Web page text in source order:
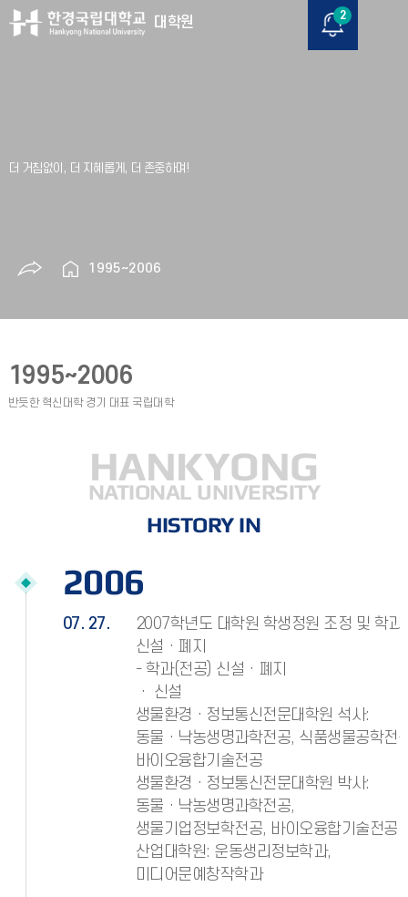
대학원 2
1995~2006
1995~2006
HANKYONG
NATIONAL UNIVERSITY
HISTORY IN
2006
07. 27.
2007학년도 대학원 학생정원 조정 및 학과
신설ㆍ폐지
- 학과(전공) 신설ㆍ폐지
ㆍ 신설
생물환경ㆍ정보통신전문대학원 석사:
동물ㆍ낙농생명과학전공, 식품생물공학전
바이오융합기술전공
생물환경ㆍ정보통신전문대학원 박사:
동물ㆍ낙농생명과학전공,
생물기업정보학전공, 바이오융합기술전공
산업대학원: 운동생리정보학과,
미디어문예창작학과